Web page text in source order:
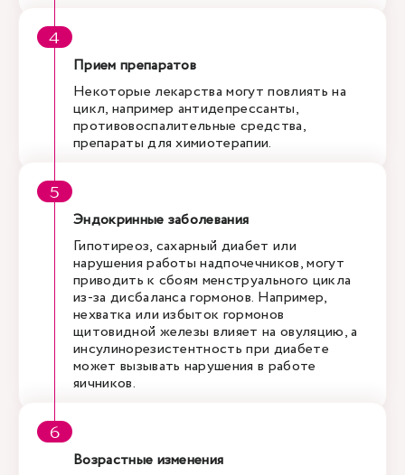
Прием препаратов
Некоторые лекарства могут повлиять на
цикл, например антидепрессанты,
противовоспалительные средства,
препараты для химиотерапии.
Эндокринные заболевания
Гипотиреоз, сахарный диабет или
нарушения работы надпочечников, могут
приводить к сбоям менструального цикла
из-за дисбаланса гормонов. Например,
нехватка или избыток гормонов
щитовидной железы влияет на овуляцию, а
инсулинорезистентность при диабете
может вызывать нарушения в работе
яичников.
Возрастные изменения